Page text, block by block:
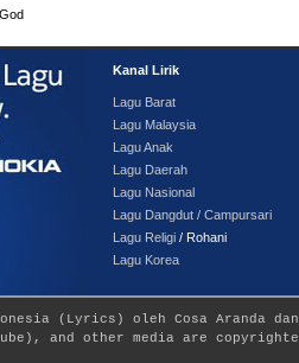
Kanal Lirik
Lagu Barat
Lagu Malaysia
Lagu Anak
Lagu Daerah
Lagu Nasional
Lagu Dangdut / Campursari
Lagu Religi / Rohani
Lagu Korea
( Lyrics ) oleh Cosa Aranda
and other media are